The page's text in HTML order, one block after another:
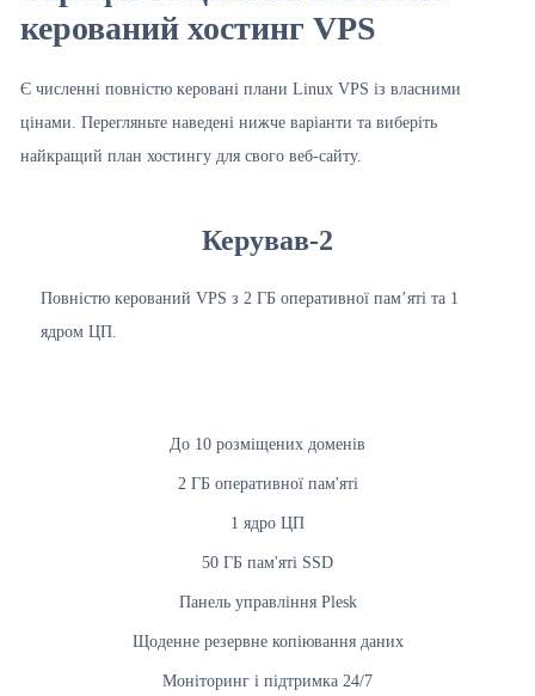
керований хостинг VPS
Є численні повністю керовані плани Linux VPS із власними
цінами. Перегляньте наведені нижче варіанти та виберіть
найкращий план хостингу для свого веб-сайту.
Керував-2
Повністю керований VPS з 2 ГБ оперативної пам’яті та 1
ядром ЦП.
До 10 розміщених доменів
2 ГБ оперативної пам'яті
1 ядро ЦП
50 ГБ пам'яті SSD
Панель управління Plesk
Щоденне резервне копіювання даних
Моніторинг і підтримка 24/7